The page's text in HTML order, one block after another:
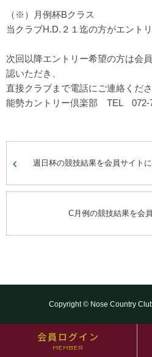
会員ログイン
MEMBER
（※）月例杯Bクラス
当クラブH.D.２１迄の方がエントリ
次回以降エントリー希望の方は会
認いただき、
直接クラブまで電話にご連絡くださ
能勢カントリー倶楽部 TEL 072-
週日杯の競技結果を会員サイト
C月例の競技結果を会
Copyright © Nose Country